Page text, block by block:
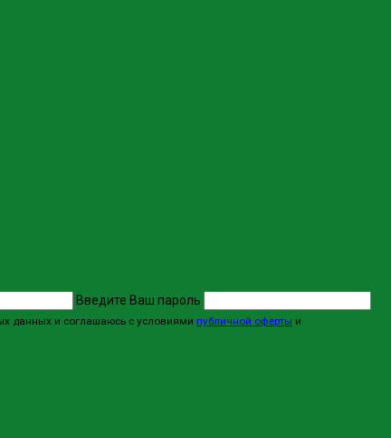
Введите Ваш пароль
данных и соглашаюсь с условиями публичной оферты и